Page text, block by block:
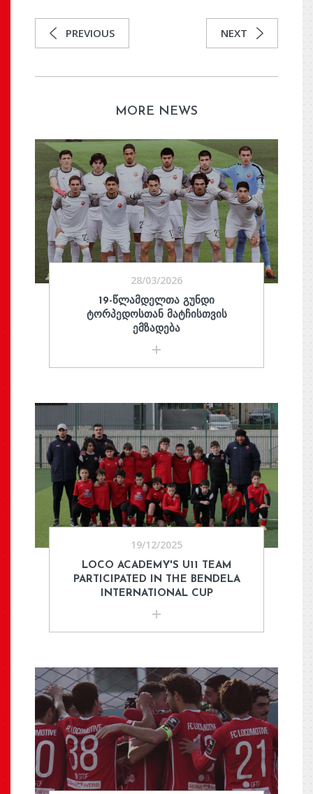
PREVIOUS NEXT
MORE NEWS
28/03/2026
19-ᲬᲚᲐᲛᲓᲔᲚᲗᲐ ᲒᲣᲜᲓᲘ
ᲢᲝᲠᲞᲔᲓᲝᲡᲗᲐᲜ ᲛᲐᲢᲩᲘᲡᲗᲕᲘᲡ
ᲔᲛᲖᲐᲓᲔᲑᲐ
19/12/2025
LOCO ACADEMY'S U11 TEAM
PARTICIPATED IN THE BENDELA
INTERNATIONAL CUP